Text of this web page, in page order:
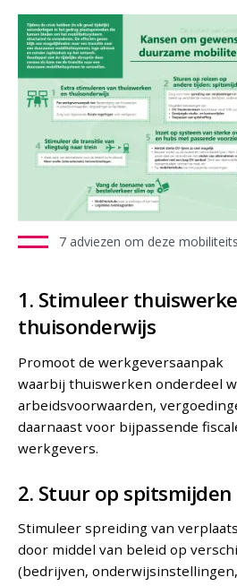
7 adviezen om deze
1. Stimuleer
thuisonderwijs
Promoot de werkgeversaanpak
waarbij thuiswerken onderdeel
arbeidsvoorwaarden,
daarnaast voor bijpassende
werkgevers.
2. Stuur op spitsmijden
Stimuleer spreiding van
door middel van beleid op
(bedrijven,